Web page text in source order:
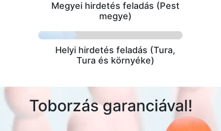
Megyei hirdetés feladás (Pest
megye)
Helyi hirdetés feladás (Tura,
Tura és környéke)
Toborzás garanciával!